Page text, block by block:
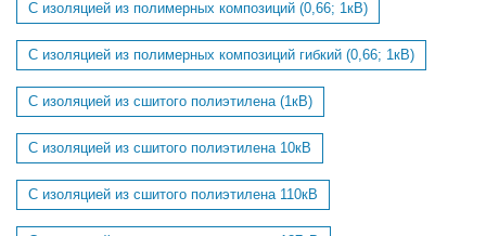
С изоляцией из полимерных композиций (0,66; 1кВ)
С изоляцией из полимерных композиций гибкий (0,66; 1кВ)
С изоляцией из сшитого полиэтилена (1кВ)
С изоляцией из сшитого полиэтилена 10кВ
С изоляцией из сшитого полиэтилена 110кВ